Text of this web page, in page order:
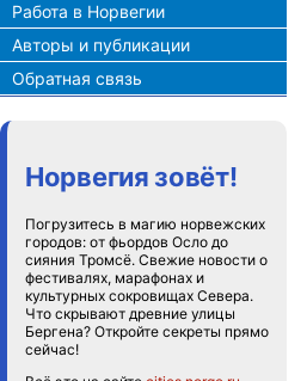
Работа в Норвегии
Авторы и публикации
Обратная связь
Норвегия зовёт!
Погрузитесь в магию норвежских
городов: от фьордов Осло до
сияния Тромсё. Свежие новости о
фестивалях, марафонах и
культурных сокровищах Севера.
Что скрывают древние улицы
Бергена? Откройте секреты прямо
сейчас!